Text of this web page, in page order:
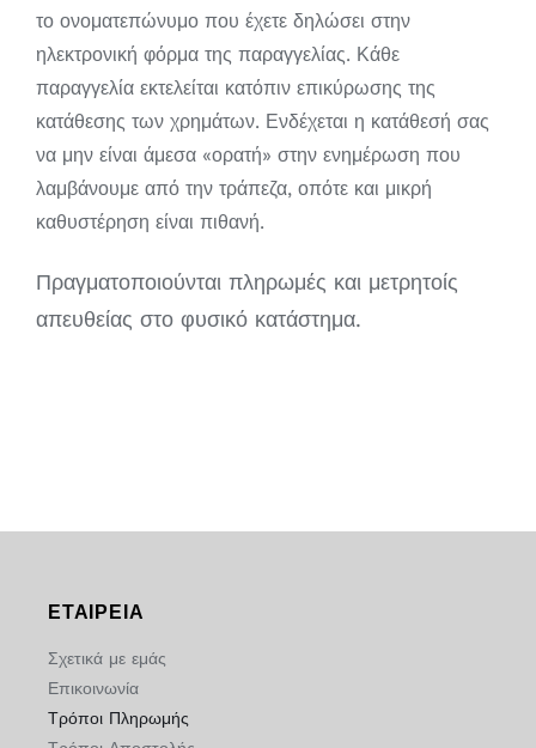
το ονοματεπώνυμο που έχετε δηλώσει στην
ηλεκτρονική φόρμα της παραγγελίας. Κάθε
παραγγελία εκτελείται κατόπιν επικύρωσης της
κατάθεσης των χρημάτων. Ενδέχεται η κατάθεσή σας
να μην είναι άμεσα «ορατή» στην ενημέρωση που
λαμβάνουμε από την τράπεζα, οπότε και μικρή
καθυστέρηση είναι πιθανή.
Πραγματοποιούνται πληρωμές και μετρητοίς
απευθείας στο φυσικό κατάστημα.
ΕΤΑΙΡΕΙΑ
Σχετικά με εμάς
Επικοινωνία
Τρόποι Πληρωμής